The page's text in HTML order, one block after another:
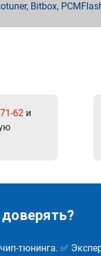
Bitbox,
62 и
тюнинга. ✅